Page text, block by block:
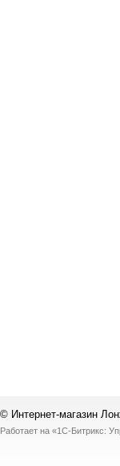
© Интернет-магазин
Работает на «1С-Битрикс: